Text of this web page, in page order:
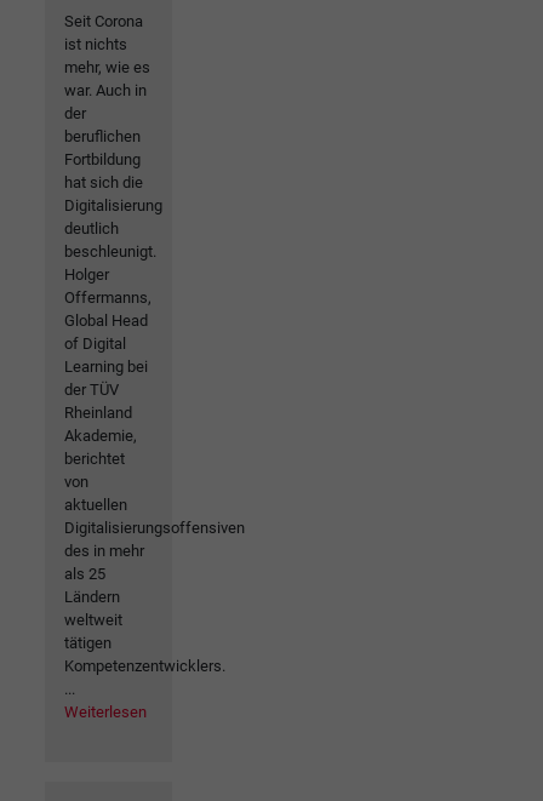
Seit Corona
ist nichts
mehr, wie es
war. Auch in
der
beruflichen
Fortbildung
hat sich die
Digitalisierung
deutlich
beschleunigt.
Holger
Offermanns,
Global Head
of Digital
Learning bei
der TÜV
Rheinland
Akademie,
berichtet
von
aktuellen
Digitalisierungsoffensiven
des in mehr
als 25
Ländern
weltweit
tätigen
Kompetenzentwicklers.
Weiterlesen